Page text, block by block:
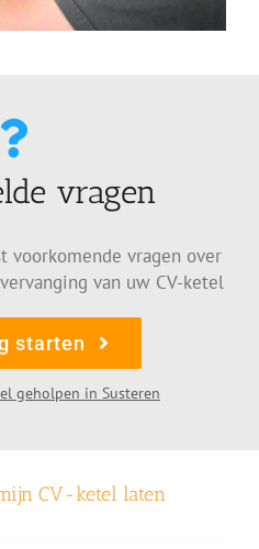
vragen
voorkomende vragen over
van uw CV-ketel
starten
geholpen in Susteren
CV-ketel laten